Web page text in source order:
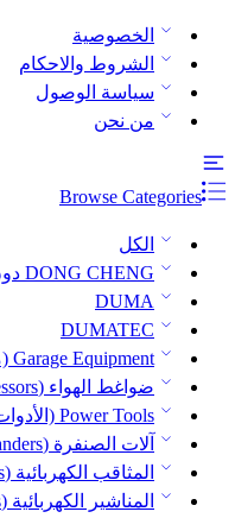
الخصوصية
الشروط والاحكام
سياسة الوصول
من نحن
Browse Categories
الكل
DONG CHENG دون شون
DUMA
DUMATEC
Garage Equipment (معدات الورش)
ضواغط الهواء (Air Compressors)
Power Tools (الأدوات الكهربائية)
آلات الصنفرة (Sanders)
المثاقب الكهربائية (Drills)
المناشير الكهربائية (Saws)